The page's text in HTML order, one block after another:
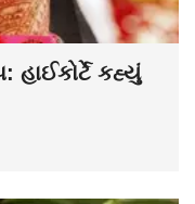
હાઈકોર્ટે કહ્યું